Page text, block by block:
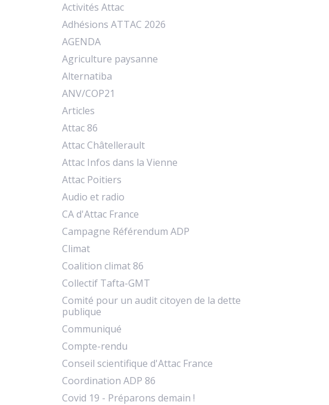
Activités Attac
Adhésions ATTAC 2026
AGENDA
Agriculture paysanne
Alternatiba
ANV/COP21
Articles
Attac 86
Attac Châtellerault
Attac Infos dans la Vienne
Attac Poitiers
Audio et radio
CA d'Attac France
Campagne Référendum ADP
Climat
Coalition climat 86
Collectif Tafta-GMT
Comité pour un audit citoyen de la dette
publique
Communiqué
Compte-rendu
Conseil scientifique d'Attac France
Coordination ADP 86
Covid 19 - Préparons demain !